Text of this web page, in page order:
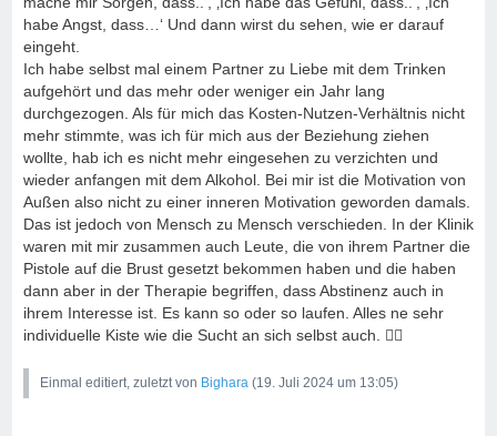
habe Angst, dass…‘ Und dann wirst du sehen, wie er darauf
eingeht.
Ich habe selbst mal einem Partner zu Liebe mit dem Trinken
aufgehört und das mehr oder weniger ein Jahr lang
durchgezogen. Als für mich das Kosten-Nutzen-Verhältnis nicht
mehr stimmte, was ich für mich aus der Beziehung ziehen
wollte, hab ich es nicht mehr eingesehen zu verzichten und
wieder anfangen mit dem Alkohol. Bei mir ist die Motivation von
Außen also nicht zu einer inneren Motivation geworden damals.
Das ist jedoch von Mensch zu Mensch verschieden. In der Klinik
waren mit mir zusammen auch Leute, die von ihrem Partner die
Pistole auf die Brust gesetzt bekommen haben und die haben
dann aber in der Therapie begriffen, dass Abstinenz auch in
ihrem Interesse ist. Es kann so oder so laufen. Alles ne sehr
individuelle Kiste wie die Sucht an sich selbst auch. 🤷‍♀️
Einmal editiert, zuletzt von Bighara (19. Juli 2024 um 13:05)